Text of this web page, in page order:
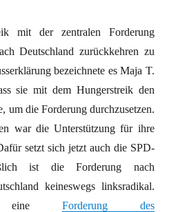
mit der zentralen Forderung
Deutschland zurückkehren zu
bezeichnete es Maja T.
sie mit dem Hungerstreik den
um die Forderung durchzusetzen.
war die Unterstützung für ihre
setzt sich jetzt auch die SPD-
ist die Forderung nach
keineswegs linksradikal.
eine Forderung des